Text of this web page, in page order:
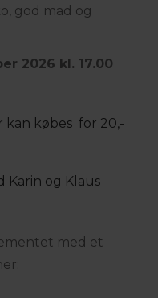
god mad og
2026 kl. 17.00
kan købes for 20,-
Karin og Klaus
med et